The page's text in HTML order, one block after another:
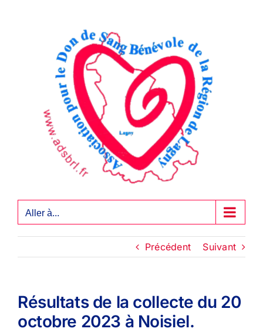
Aller à...
Précédent Suivant
Résultats de la collecte du 20
octobre 2023 à Noisiel.